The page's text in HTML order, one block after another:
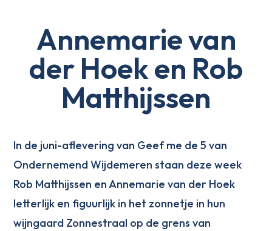
Annemarie van
der Hoek en Rob
Matthijssen
In de juni-aflevering van Geef me de 5 van
Ondernemend Wijdemeren staan deze week
Rob Matthijssen en Annemarie van der Hoek
letterlijk en figuurlijk in het zonnetje in hun
wijngaard Zonnestraal op de grens van